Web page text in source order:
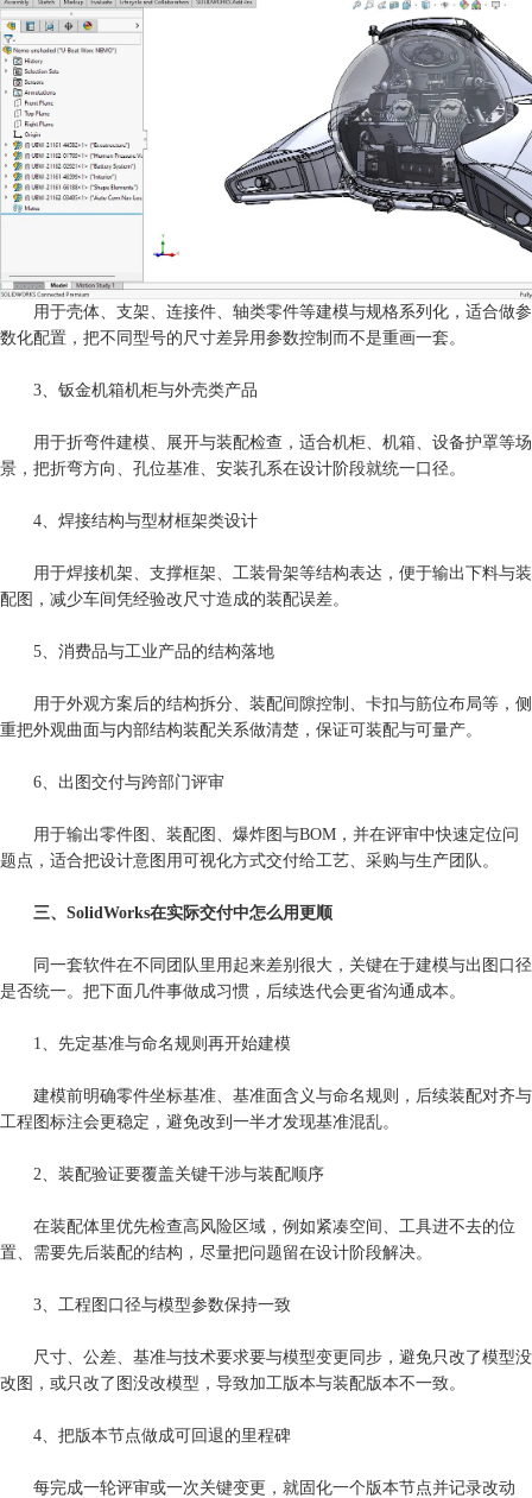
用于壳体、支架、连接件、轴类零件等建模与规格系列化，适合做参
数化配置，把不同型号的尺寸差异用参数控制而不是重画一套。
3、钣金机箱机柜与外壳类产品
用于折弯件建模、展开与装配检查，适合机柜、机箱、设备护罩等场
景，把折弯方向、孔位基准、安装孔系在设计阶段就统一口径。
4、焊接结构与型材框架类设计
用于焊接机架、支撑框架、工装骨架等结构表达，便于输出下料与装
配图，减少车间凭经验改尺寸造成的装配误差。
5、消费品与工业产品的结构落地
用于外观方案后的结构拆分、装配间隙控制、卡扣与筋位布局等，侧
重把外观曲面与内部结构装配关系做清楚，保证可装配与可量产。
6、出图交付与跨部门评审
用于输出零件图、装配图、爆炸图与BOM，并在评审中快速定位问
题点，适合把设计意图用可视化方式交付给工艺、采购与生产团队。
三、SolidWorks在实际交付中怎么用更顺
同一套软件在不同团队里用起来差别很大，关键在于建模与出图口径
是否统一。把下面几件事做成习惯，后续迭代会更省沟通成本。
1、先定基准与命名规则再开始建模
建模前明确零件坐标基准、基准面含义与命名规则，后续装配对齐与
工程图标注会更稳定，避免改到一半才发现基准混乱。
2、装配验证要覆盖关键干涉与装配顺序
在装配体里优先检查高风险区域，例如紧凑空间、工具进不去的位
置、需要先后装配的结构，尽量把问题留在设计阶段解决。
3、工程图口径与模型参数保持一致
尺寸、公差、基准与技术要求要与模型变更同步，避免只改了模型没
改图，或只改了图没改模型，导致加工版本与装配版本不一致。
4、把版本节点做成可回退的里程碑
每完成一轮评审或一次关键变更，就固化一个版本节点并记录改动